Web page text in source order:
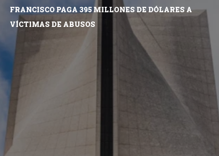
FRANCISCO PAGA 395 MILLONES DE DÓLARES A
VÍCTIMAS DE ABUSOS